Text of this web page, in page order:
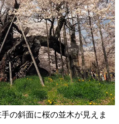
の斜面に桜の並木が見えま